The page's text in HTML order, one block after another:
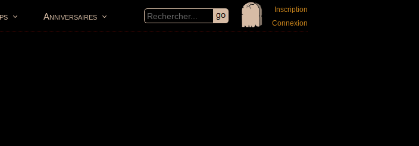
Anniversaires
Inscription
Connexion